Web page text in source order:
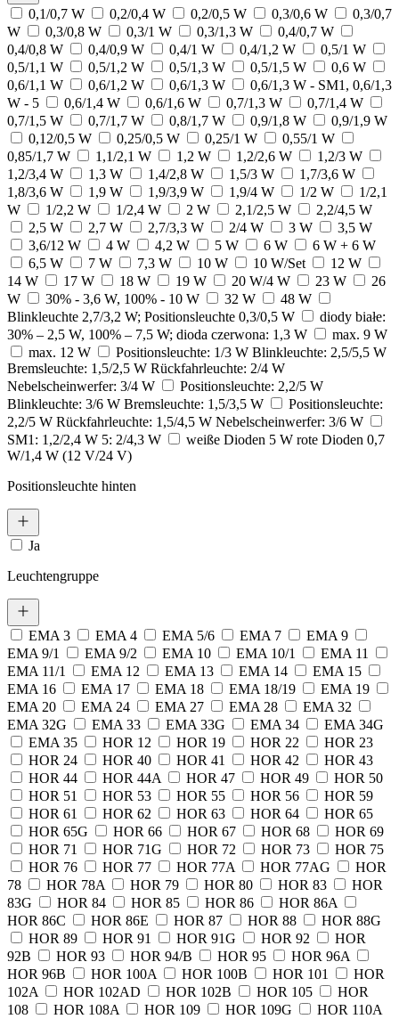
0,1/0,7 W 0,2/0,4 W 0,2/0,5 W 0,3/0,6 W
0,3/0,7
W
0,3/0,8 W 0,3/1 W 0,3/1,3 W
0,4/0,7 W
0,4/0,8 W
0,4/0,9 W 0,4/1 W 0,4/1,2 W
0,5/1 W
0,5/1,1 W
0,5/1,2 W 0,5/1,3 W 0,5/1,5 W
0,6 W
0,6/1,1 W
0,6/1,2 W 0,6/1,3 W
0,6/1,3 W - SM1, 0,6/1,3
W - 5
0,6/1,4 W 0,6/1,6 W 0,7/1,3 W
0,7/1,4 W
0,7/1,5 W
0,7/1,7 W 0,8/1,7 W 0,9/1,8 W
0,9/1,9 W
0,12/0,5 W
0,25/0,5 W 0,25/1 W
0,55/1 W
0,85/1,7 W
1,1/2,1 W 1,2 W 1,2/2,6 W
1,2/3 W
1,2/3,4 W
1,3 W 1,4/2,8 W 1,5/3 W
1,7/3,6 W
1,8/3,6 W
1,9 W 1,9/3,9 W 1,9/4 W 1/2 W
1/2,1
W
1/2,2 W 1/2,4 W 2 W 2,1/2,5 W
2,2/4,5 W
2,5 W
2,7 W 2,7/3,3 W 2/4 W 3 W
3,5 W
3,6/12 W
4 W 4,2 W 5 W 6 W
6 W + 6 W
6,5 W
7 W 7,3 W 10 W 10 W/Set
12 W
14 W
17 W 18 W 19 W 20 W/4 W 23 W
26
W
30% - 3,6 W, 100% - 10 W 32 W
48 W
Blinkleuchte 2,7/3,2 W; Positionsleuchte 0,3/0,5 W
diody białe:
30% – 2,5 W, 100% – 7,5 W; dioda czerwona: 1,3 W
max. 9 W
max. 12 W
Positionsleuchte: 1/3 W Blinkleuchte: 2,5/5,5 W
Bremsleuchte: 1,5/2,5 W Rückfahrleuchte: 2/4 W
Nebelscheinwerfer: 3/4 W
Positionsleuchte: 2,2/5 W
Blinkleuchte: 3/6 W Bremsleuchte: 1,5/3,5 W
Positionsleuchte:
2,2/5 W Rückfahrleuchte: 1,5/4,5 W Nebelscheinwerfer: 3/6 W
SM1: 1,2/2,4 W 5: 2/4,3 W
weiße Dioden 5 W rote Dioden 0,7
W/1,4 W (12 V/24 V)
Positionsleuchte hinten
Ja
Leuchtengruppe
EMA 3 EMA 4 EMA 5/6 EMA 7
EMA 9
EMA 9/1
EMA 9/2 EMA 10 EMA 10/1
EMA 11
EMA 11/1
EMA 12 EMA 13 EMA 14
EMA 15
EMA 16
EMA 17 EMA 18 EMA 18/19
EMA 19
EMA 20
EMA 24 EMA 27 EMA 28
EMA 32
EMA 32G
EMA 33 EMA 33G EMA 34
EMA 34G
EMA 35
HOR 12 HOR 19 HOR 22
HOR 23
HOR 24
HOR 40 HOR 41 HOR 42
HOR 43
HOR 44
HOR 44A HOR 47 HOR 49
HOR 50
HOR 51
HOR 53 HOR 55 HOR 56
HOR 59
HOR 61
HOR 62 HOR 63 HOR 64
HOR 65
HOR 65G
HOR 66 HOR 67 HOR 68
HOR 69
HOR 71
HOR 71G HOR 72 HOR 73
HOR 75
HOR 76
HOR 77 HOR 77A HOR 77AG
HOR
78
HOR 78A HOR 79 HOR 80 HOR 83
HOR
83G
HOR 84 HOR 85 HOR 86
HOR 86A
HOR 86C
HOR 86E HOR 87 HOR 88
HOR 88G
HOR 89
HOR 91 HOR 91G HOR 92
HOR
92B
HOR 93 HOR 94/B HOR 95
HOR 96A
HOR 96B
HOR 100A HOR 100B HOR 101
HOR
102A
HOR 102AD HOR 102B HOR 105
HOR
108
HOR 108A HOR 109 HOR 109G
HOR 110A